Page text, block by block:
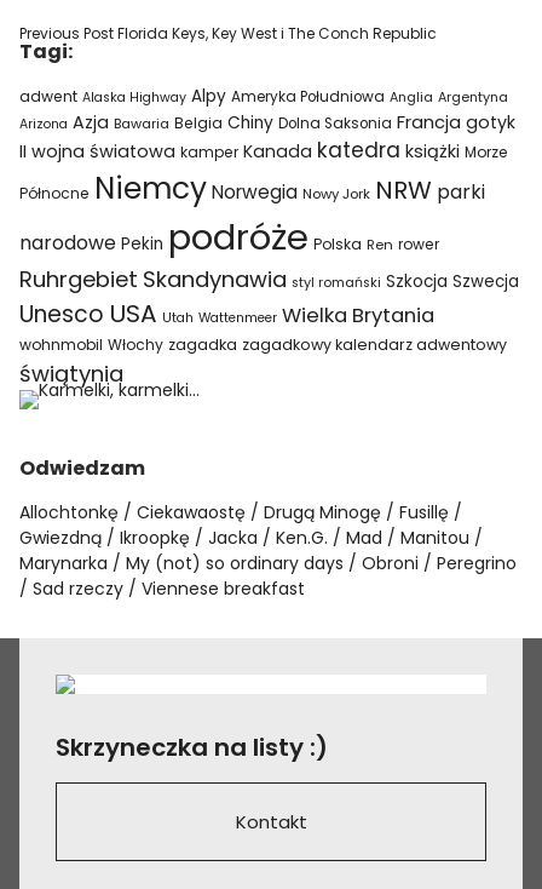
Previous PostFlorida Keys, Key West i The Conch Republic
Tagi:
adwent Alaska Highway Alpy Ameryka Południowa Anglia Argentyna
Arizona Azja Bawaria Belgia Chiny Dolna Saksonia Francja gotyk
II wojna światowa kamper Kanada katedra książki Morze
Północne Niemcy Norwegia Nowy Jork NRW parki
narodowe Pekin podróże Polska Ren rower
Ruhrgebiet Skandynawia styl romański Szkocja Szwecja
Unesco USA Utah Wattenmeer Wielka Brytania
wohnmobil Włochy zagadka zagadkowy kalendarz adwentowy
świątynia
Odwiedzam
Allochtonkę Ciekawaostę Drugą Minogę
Fusillę
Gwiezdną
Ikroopkę Jacka Ken.G. Mad
Manitou
Marynarka
My (not) so ordinary days Obroni
Peregrino
Sad rzeczy
Viennese breakfast
Skrzyneczka na listy :)
Kontakt